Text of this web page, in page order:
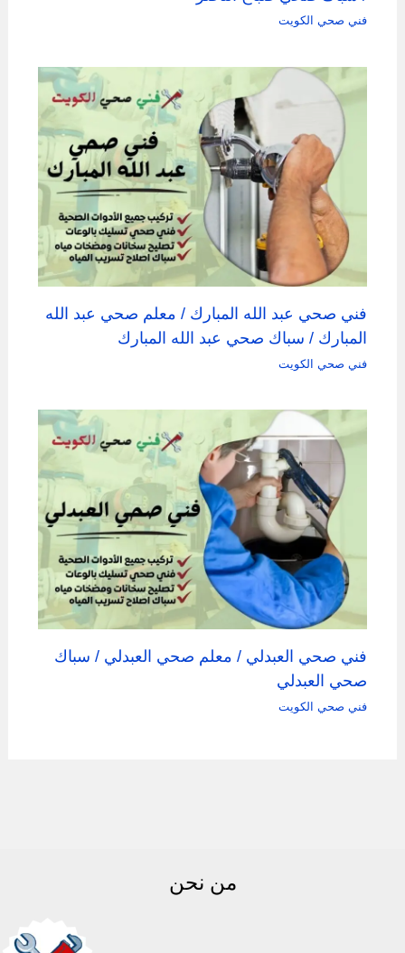
فني صحي الكويت
فني صحي عبد الله المبارك / معلم صحي عبد الله
المبارك / سباك صحي عبد الله المبارك
فني صحي الكويت
فني صحي العبدلي / معلم صحي العبدلي / سباك
صحي العبدلي
فني صحي الكويت
من نحن